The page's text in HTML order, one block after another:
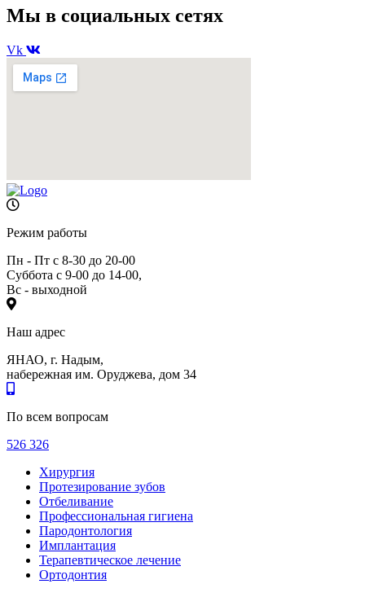
Мы в социальных сетях
Vk
Режим работы
Пн - Пт с 8-30 до 20-00
Суббота с 9-00 до 14-00,
Вс - выходной
Наш адрес
ЯНАО, г. Надым,
набережная им. Оруджева, дом 34
По всем вопросам
526 326
Хирургия
Протезирование зубов
Отбеливание
Профессиональная гигиена
Пародонтология
Имплантация
Терапевтическое лечение
Ортодонтия